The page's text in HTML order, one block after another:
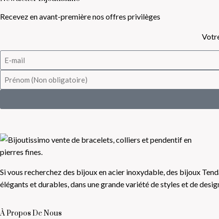
Recevez en avant-première nos offres privilèges
Si vous recherchez des bijoux en acier inoxydable, des bijoux
élégants et durables, dans une grande variété de styles et de
À Propos De Nous